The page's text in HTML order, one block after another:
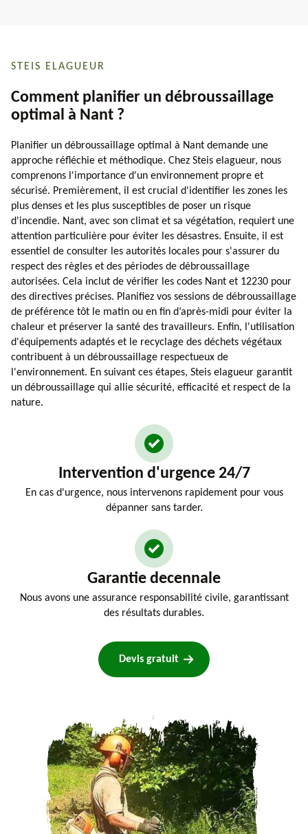
STEIS ELAGUEUR
Comment planifier un débroussaillage
optimal à Nant ?
Planifier un débroussaillage optimal à Nant demande une
approche réfléchie et méthodique. Chez Steis elagueur, nous
comprenons l'importance d'un environnement propre et
sécurisé. Premièrement, il est crucial d'identifier les zones les
plus denses et les plus susceptibles de poser un risque
d'incendie. Nant, avec son climat et sa végétation, requiert une
attention particulière pour éviter les désastres. Ensuite, il est
essentiel de consulter les autorités locales pour s'assurer du
respect des règles et des périodes de débroussaillage
autorisées. Cela inclut de vérifier les codes Nant et 12230 pour
des directives précises. Planifiez vos sessions de débroussaillage
de préférence tôt le matin ou en fin d’après-midi pour éviter la
chaleur et préserver la santé des travailleurs. Enfin, l'utilisation
d'équipements adaptés et le recyclage des déchets végétaux
contribuent à un débroussaillage respectueux de
l'environnement. En suivant ces étapes, Steis elagueur garantit
un débroussaillage qui allie sécurité, efficacité et respect de la
nature.
Intervention d'urgence 24/7
En cas d'urgence, nous intervenons rapidement pour vous
dépanner sans tarder.
Garantie decennale
Nous avons une assurance responsabilité civile, garantissant
des résultats durables.
Devis gratuit